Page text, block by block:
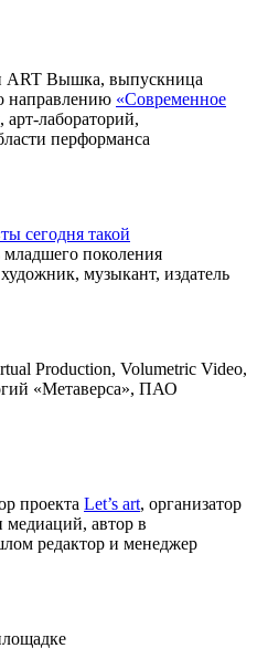
АRT Вышка, выпускница
«Современное
арт-лабораторий,
перформанса
сегодня такой
младшего поколения
музыкант, издатель
Production, Volumetric Video,
«Метаверса», ПАО
проекта Let’s art, организатор
медиаций, автор в
редактор и менеджер